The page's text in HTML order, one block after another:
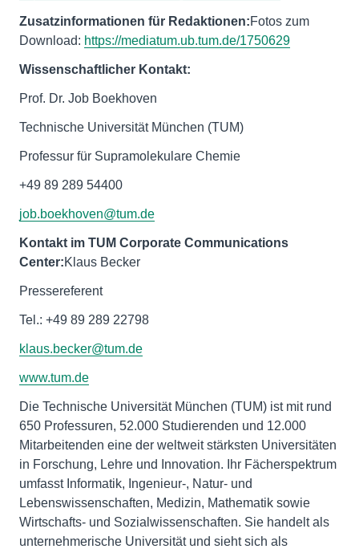
Zusatzinformationen für Redaktionen:Fotos zum
Download: https://mediatum.ub.tum.de/1750629
Wissenschaftlicher Kontakt:
Prof. Dr. Job Boekhoven
Technische Universität München (TUM)
Professur für Supramolekulare Chemie
+49 89 289 54400
job.boekhoven@tum.de
Kontakt im TUM Corporate Communications
Center:Klaus Becker
Pressereferent
Tel.: +49 89 289 22798
klaus.becker@tum.de
www.tum.de
Die Technische Universität München (TUM) ist mit rund
650 Professuren, 52.000 Studierenden und 12.000
Mitarbeitenden eine der weltweit stärksten Universitäten
in Forschung, Lehre und Innovation. Ihr Fächerspektrum
umfasst Informatik, Ingenieur-, Natur- und
Lebenswissenschaften, Medizin, Mathematik sowie
Wirtschafts- und Sozialwissenschaften. Sie handelt als
unternehmerische Universität und sieht sich als